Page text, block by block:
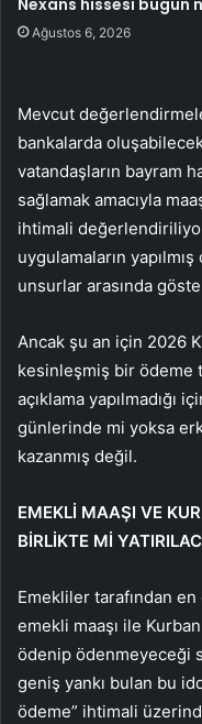
Nexans hissesi bugün
Ağustos 6, 2026
Mevcut
bankalarda
vatandaşların bayram
sağlamak amacıyla
ihtimali
uygulamaların
unsurlar arasında
Ancak şu an için 2026
kesinleşmiş bir ödeme
açıklama yapılmadığı
günlerinde mi yoksa
kazanmış değil.
EMEKLİ MAAŞI VE
BİRLİKTE Mİ
Emekliler tarafından
emekli maaşı ile
ödenip ödenmeyeceği
geniş yankı bulan bu
ödeme” ihtimali